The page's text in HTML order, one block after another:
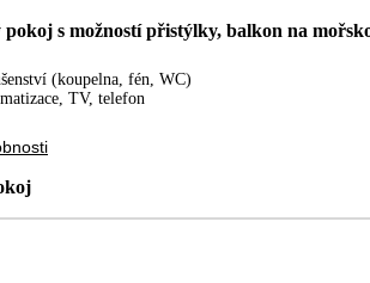
s možností přistýlky, balkon na
(koupelna, fén, WC)
TV, telefon